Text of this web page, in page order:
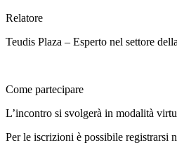
Relatore
Teudis Plaza – Esperto nel settore
Come partecipare
L’incontro si svolgerà in modalità
Per le iscrizioni è possibile registrarsi